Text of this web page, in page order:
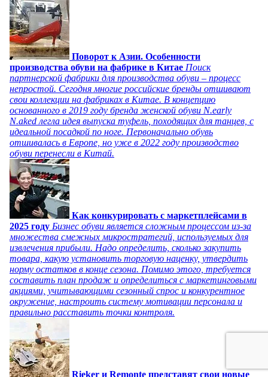
Поворот к Азии. Особенности
производства обуви на фабрике в Китае Поиск
партнерской фабрики для производства обуви – процесс
непростой. Сегодня многие российские бренды отшивают
свои коллекции на фабриках в Китае. В концепцию
основанного в 2019 году бренда женской обуви N.early
N.aked легла идея выпуска туфель, походящих для танцев, с
идеальной посадкой по ноге. Первоначально обувь
отшивалась в Европе, но уже в 2022 году производство
обуви перенесли в Китай.
Как конкурировать с маркетплейсами в
2025 году Бизнес обуви является сложным процессом из-за
множества смежных микростратегий, используемых для
извлечения прибыли. Надо определить, сколько закупить
товара, какую установить торговую наценку, утвердить
норму остатков в конце сезона. Помимо этого, требуется
составить план продаж и определиться с маркетинговыми
акциями, учитывающими сезонный спрос и конкурентное
окружение, настроить систему мотивации персонала и
правильно расставить точки контроля.
Rieker и Remonte представят свои новые